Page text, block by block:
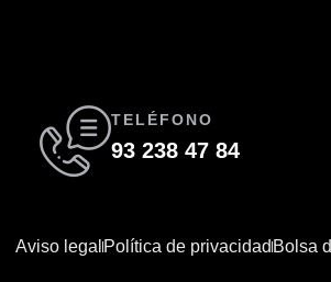
TELÉFONO
93 238 47 84
Aviso legal Política de privacidadBolsa